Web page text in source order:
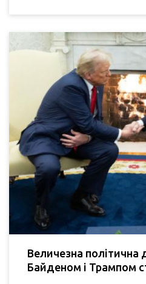
Величезна політична
Байденом і Трампом